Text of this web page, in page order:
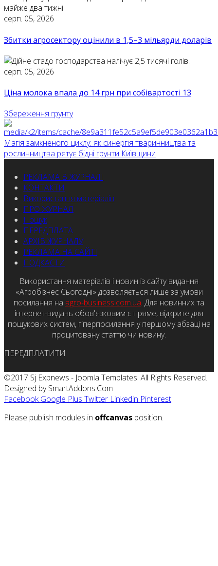
серп. 05, 2026
Збитки агросектору оцінили в 1,5–3 мільярди доларів
серп. 05, 2026
Ціна молока впала до 14 грн при собівартості 13
Збереження грунту
Магія замкненого циклу: як синергія тваринництва та
рослинництва рятує бідні ґрунти Київщини
РЕКЛАМА В ЖУРНАЛІ
КОНТАКТИ
Використання матеріалів
ПРО ЖУРНАЛ
Пошук
ПЕРЕДПЛАТА
АРХІВ ЖУРНАЛУ
РЕКЛАМА НА САЙТІ
ПОДКАСТИ
Використання матеріалів і новин із сайту видання
«Агробізнес Сьогодні» дозволяється лише за умови
посилання на agro-business.com.ua. Для новинних та
інтернет-видань обов'язковим є пряме, відкрите для
пошукових систем, гіперпосилання у першому абзаці на
процитовану статтю чи новину.
ПЕРЕДПЛАТИТИ
©2017 Sj Expnews - Joomla Templates. All Rights Reserved.
Designed by SmartAddons.Com
Facebook Google Plus Twitter Linkedin Pinterest
Please publish modules in offcanvas position.